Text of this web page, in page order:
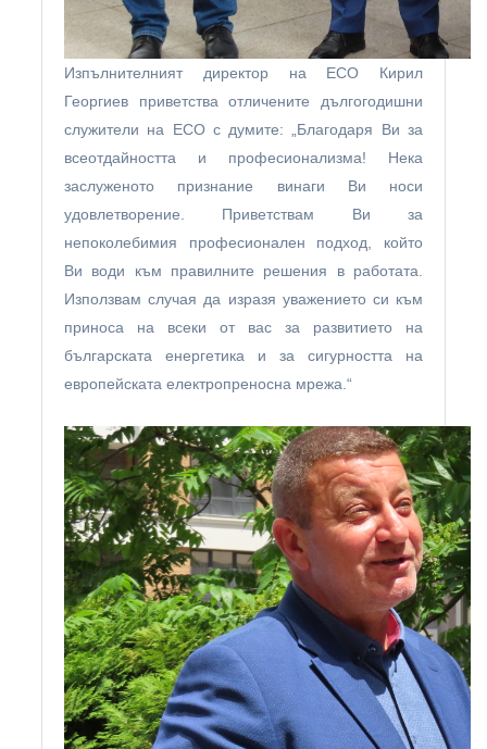
Изпълнителният директор на ЕСО Кирил
Георгиев приветства отличените дългогодишни
служители на ЕСО с думите: „Благодаря Ви за
всеотдайността и професионализма! Нека
заслуженото признание винаги Ви носи
удовлетворение. Приветствам Ви за
непоколебимия професионален подход, който
Ви води към правилните решения в работата.
Използвам случая да изразя уважението си към
приноса на всеки от вас за развитието на
българската енергетика и за сигурността на
европейската електропреносна мрежа.“